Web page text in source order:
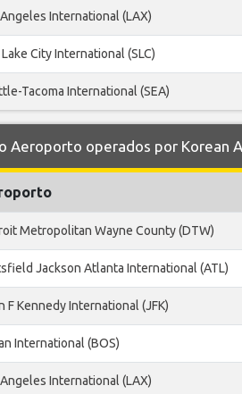
International (LAX)
City International (SLC)
Tacoma International (SEA)
Aeroporto operados por Korean
Metropolitan Wayne County (DTW)
Jackson Atlanta International (ATL)
F Kennedy International (JFK)
International (BOS)
International (LAX)